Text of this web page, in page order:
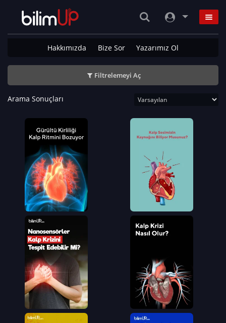
Hakkımızda Bize Sor Yazarımız Ol
Filtrelemeyi Aç
Arama Sonuçları